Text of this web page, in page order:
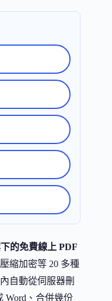
的免費線上 PDF
縮加密等 20 多種
自動從伺服器刪
Word、合併幾份